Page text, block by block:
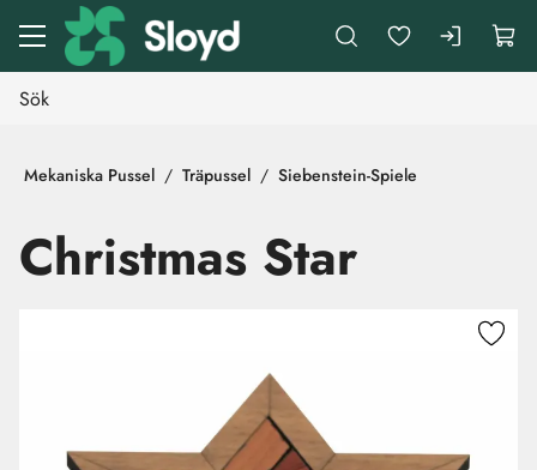
Gå till huvudinnehåll
Mekaniska Pussel Träpussel Siebenstein-Spiele
Christmas Star